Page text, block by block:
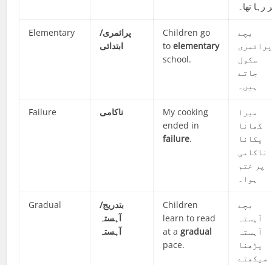
رہا تھا۔
Elementary
پرائمری/
ابتدائی
Children go
toelementary
school.
بچے
پرائمری
سکول
جاتے
ہیں۔
Failure ناکامی
My cooking
ended in
failure.
میرا
کھانا
پکانا
ناکامی
پر ختم
ہوا۔
Gradual
بتدریج/
آہستہ
آہستہ
Children
learn to read
at agradual
pace.
بچے
آہستہ
آہستہ
پڑھنا
سیکھتے